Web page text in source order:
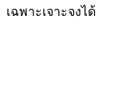
เฉพาะเจาะจงได้